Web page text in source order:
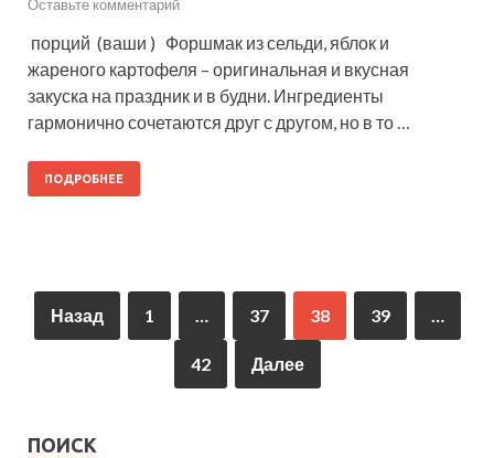
Оставьте комментарий
порций (ваши ) Форшмак из сельди, яблок и
жареного картофеля – оригинальная и вкусная
закуска на праздник и в будни. Ингредиенты
гармонично сочетаются друг с другом, но в то …
ПОДРОБНЕЕ
Назад 1 … 37 38 39 …
42 Далее
ПОИСК